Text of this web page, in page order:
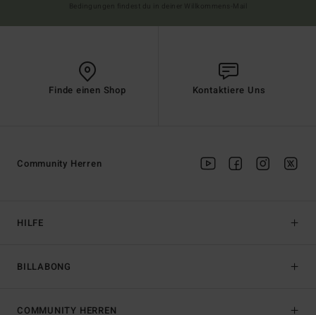
Finde einen Shop Kontaktiere Uns
HILFE
BILLABONG
Community Herren
COMMUNITY HERREN